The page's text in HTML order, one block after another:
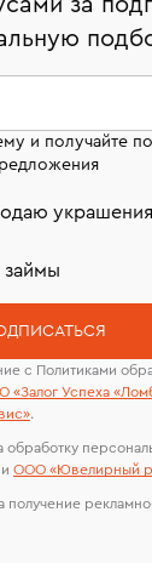
и часов
при(по
(до 50 000
других
за
и получайте
украшения
займы
с Политиками
«Залог Успеха
.
и ООО «Ювелирный
получение